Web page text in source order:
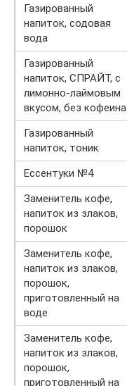
Газированный
напиток, содовая
вода
Газированный
напиток, СПРАЙТ, с
лимонно-лаймовым
вкусом, без кофеина
Газированный
напиток, тоник
Ессентуки №4
Заменитель кофе,
напиток из злаков,
порошок
Заменитель кофе,
напиток из злаков,
порошок,
приготовленный на
воде
Заменитель кофе,
напиток из злаков,
порошок,
приготовленный на